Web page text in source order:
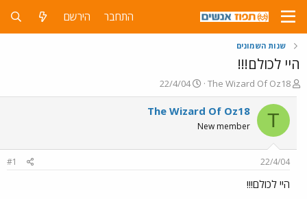
התחבר הירשם
שנות השמונים
היי לכולם!!!
פ
ו
ת
ח
ה
ש
א
The Wizard Of Oz18
פ
ו
ר
22/4/04
T
The Wizard Of Oz18
New member
22/4/04
#1
היי לכולם!!!